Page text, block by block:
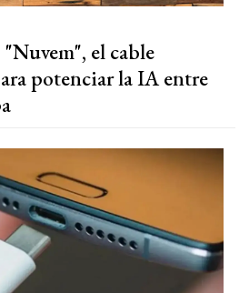
el cable
potenciar la IA entre